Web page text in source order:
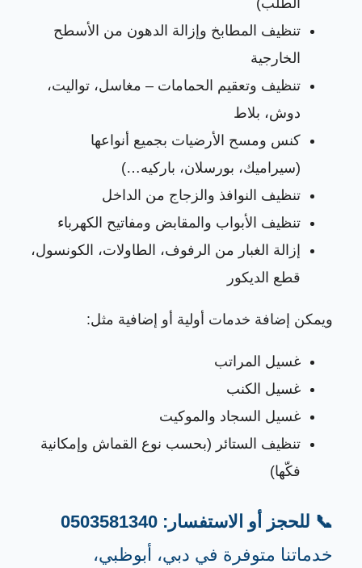
الطلب)
تنظيف المطابخ وإزالة الدهون من الأسطح
الخارجية
تنظيف وتعقيم الحمامات – مغاسل، تواليت،
دوش، بلاط
كنس ومسح الأرضيات بجميع أنواعها
(سيراميك، بورسلان، باركيه…)
تنظيف النوافذ والزجاج من الداخل
تنظيف الأبواب والمقابض ومفاتيح الكهرباء
إزالة الغبار من الرفوف، الطاولات، الكونسول،
قطع الديكور
ويمكن إضافة خدمات أولية أو إضافية مثل:
غسيل المراتب
غسيل الكنب
غسيل السجاد والموكيت
تنظيف الستائر (بحسب نوع القماش وإمكانية
فكّها)
📞 للحجز أو الاستفسار: 0503581340
خدماتنا متوفرة في دبي، أبوظبي،